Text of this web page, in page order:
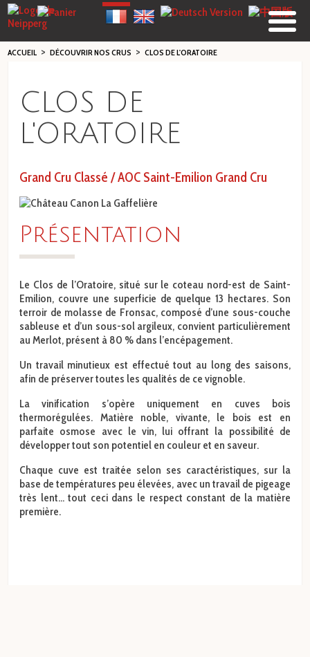
ACCUEIL >DÉCOUVRIR NOS CRUS >CLOS DE L'ORATOIRE
CLOS DE
L'ORATOIRE
Grand Cru Classé / AOC Saint-Emilion Grand Cru
Présentation
Le Clos de l’Oratoire, situé sur le coteau nord-est de Saint-
Emilion, couvre une superficie de quelque 13 hectares. Son
terroir de molasse de Fronsac, composé d’une sous-couche
sableuse et d’un sous-sol argileux, convient particulièrement
au Merlot, présent à 80 % dans l’encépagement.
Un travail minutieux est effectué tout au long des saisons,
afin de préserver toutes les qualités de ce vignoble.
La vinification s’opère uniquement en cuves bois
thermorégulées. Matière noble, vivante, le bois est en
parfaite osmose avec le vin, lui offrant la possibilité de
développer tout son potentiel en couleur et en saveur.
Chaque cuve est traitée selon ses caractéristiques, sur la
base de températures peu élevées, avec un travail de pigeage
très lent... tout ceci dans le respect constant de la matière
première.